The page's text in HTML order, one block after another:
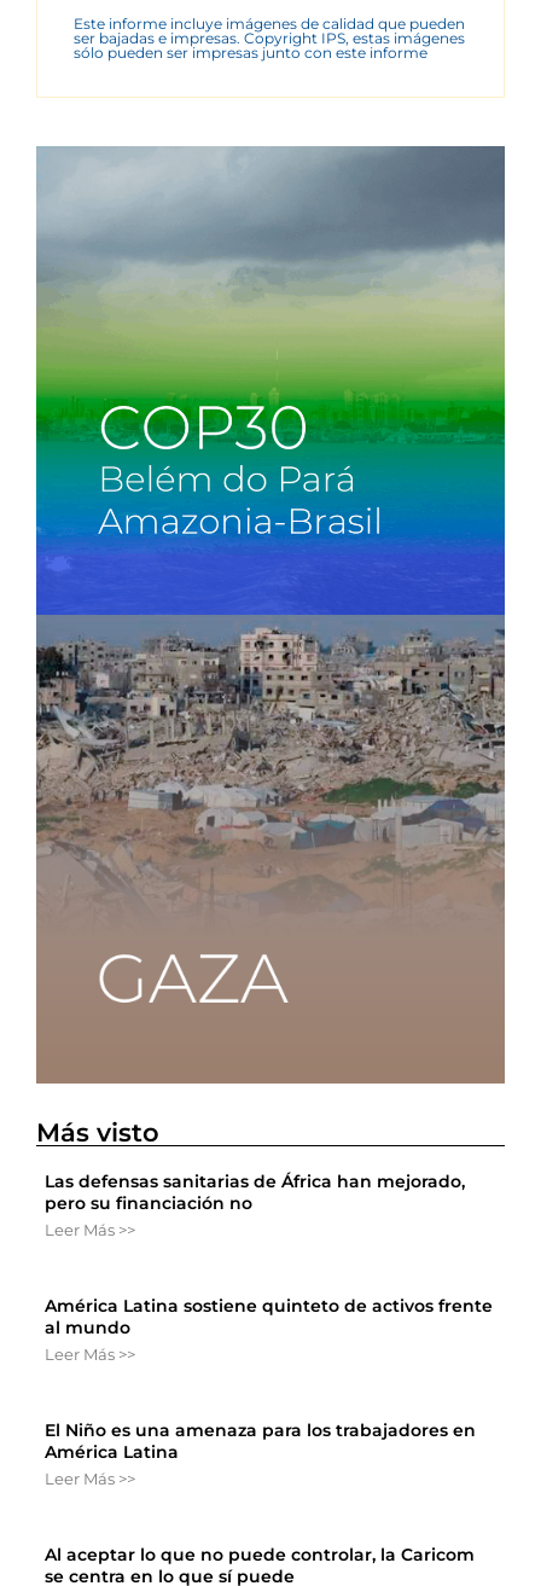
Este informe incluye imágenes de calidad que pueden
ser bajadas e impresas. Copyright IPS, estas imágenes
sólo pueden ser impresas junto con este informe
Más visto
Las defensas sanitarias de África han mejorado,
pero su financiación no
Leer Más >>
América Latina sostiene quinteto de activos frente
al mundo
Leer Más >>
El Niño es una amenaza para los trabajadores en
América Latina
Leer Más >>
Al aceptar lo que no puede controlar, la Caricom
se centra en lo que sí puede